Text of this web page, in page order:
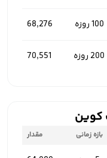
100 روزه 68,276
200 روزه 70,551
بازه زمانی مقدار